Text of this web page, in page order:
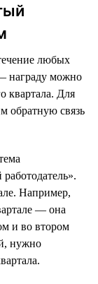
любых
награду можно
квартала. Для
обратную связь
Например,
— она
и во втором
нужно